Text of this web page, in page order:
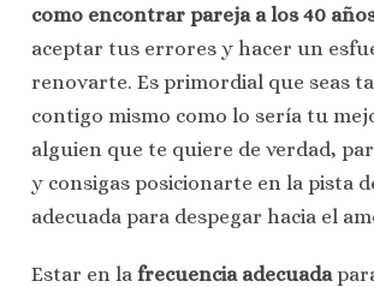
como encontrar pareja a los 40
aceptar tus errores y hacer un
renovarte. Es primordial que seas
contigo mismo como lo sería tu
alguien que te quiere de verdad,
y consigas posicionarte en la pista
adecuada para despegar hacia el
Estar en la frecuencia adecuada